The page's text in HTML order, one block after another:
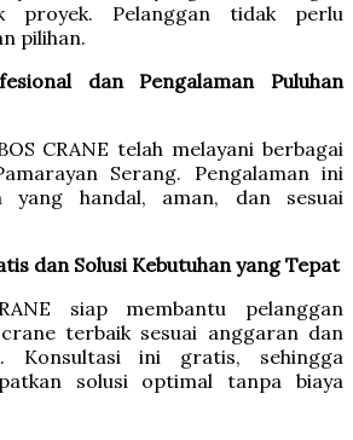
proyek. Pelanggan tidak perlu
pilihan.
dan Pengalaman Puluhan
CRANE telah melayani berbagai
Serang. Pengalaman ini
yang handal, aman, dan sesuai
dan Solusi Kebutuhan yang Tepat
siap membantu pelanggan
terbaik sesuai anggaran dan
Konsultasi ini gratis, sehingga
solusi optimal tanpa biaya